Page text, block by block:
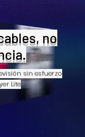
no
sin esfuerzo
Lite